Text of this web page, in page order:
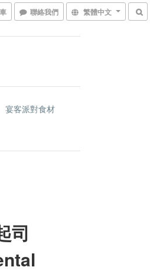
聯絡我們 繁體中文
宴客派對食材
司